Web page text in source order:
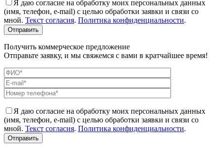
Я даю согласие на обработку моих персональных данных
(имя, телефон, e-mail) с целью обработки заявки и связи со
мной. Текст согласия. Политика конфиденциальности.
Получить коммерческое предложение
Отправьте заявку, и мы свяжемся с вами в кратчайшее время!
Я даю согласие на обработку моих персональных данных
(имя, телефон, e-mail) с целью обработки заявки и связи со
мной. Текст согласия. Политика конфиденциальности.